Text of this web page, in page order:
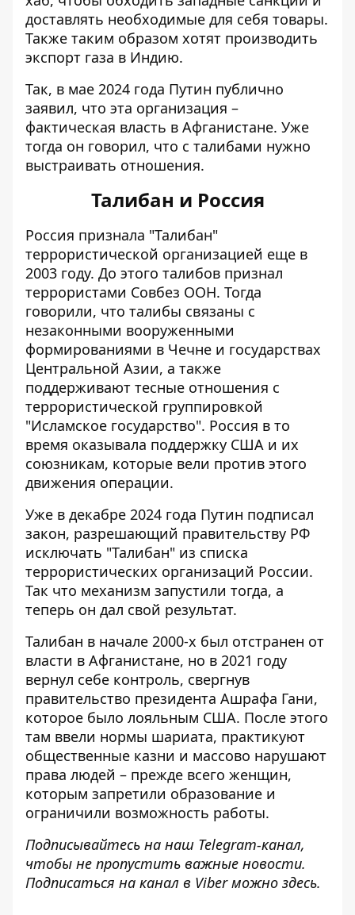
доставлять необходимые для себя товары.
Также таким образом хотят производить
экспорт газа в Индию.
Так, в мае 2024 года Путин публично
заявил, что эта организация –
фактическая власть в Афганистане. Уже
тогда он говорил, что с талибами нужно
выстраивать отношения.
Талибан и Россия
Россия признала "Талибан"
террористической организацией еще в
2003 году. До этого талибов признал
террористами Совбез ООН. Тогда
говорили, что талибы связаны с
незаконными вооруженными
формированиями в Чечне и государствах
Центральной Азии, а также
поддерживают тесные отношения с
террористической группировкой
"Исламское государство". Россия в то
время оказывала поддержку США и их
союзникам, которые вели против этого
движения операции.
Уже в декабре 2024 года Путин подписал
закон, разрешающий правительству РФ
исключать "Талибан" из списка
террористических организаций России.
Так что механизм запустили тогда, а
теперь он дал свой результат.
Талибан в начале 2000-х был отстранен от
власти в Афганистане, но в 2021 году
вернул себе контроль, свергнув
правительство президента Ашрафа Гани,
которое было лояльным США. После этого
там ввели нормы шариата, практикуют
общественные казни и массово нарушают
права людей – прежде всего женщин,
которым запретили образование и
ограничили возможность работы.
Подписывайтесь на наш Telegram-канал,
чтобы не пропустить важные новости.
Подписаться на канал в Viber можно здесь.